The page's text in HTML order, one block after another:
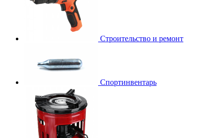
Строительство и ремонт
Спортинвентарь